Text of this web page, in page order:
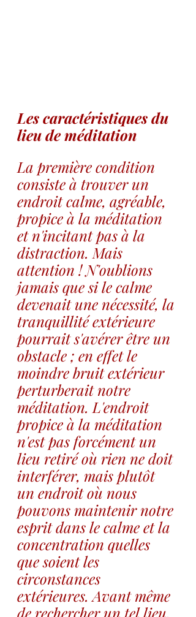
Les caractéristiques du
lieu de méditation
La première condition
consiste à trouver un
endroit calme, agréable,
propice à la méditation
et n'incitant pas à la
distraction. Mais
attention ! N'oublions
jamais que si le calme
devenait une nécessité, la
tranquillité extérieure
pourrait s'avérer être un
obstacle ; en effet le
moindre bruit extérieur
perturberait notre
méditation. L'endroit
propice à la méditation
n'est pas forcément un
lieu retiré où rien ne doit
interférer, mais plutôt
un endroit où nous
pouvons maintenir notre
esprit dans le calme et la
concentration quelles
que soient les
circonstances
extérieures. Avant même
de rechercher un tel lieu,